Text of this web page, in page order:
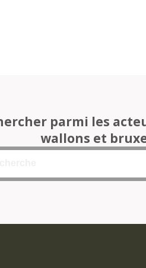
parmi les
wallons et